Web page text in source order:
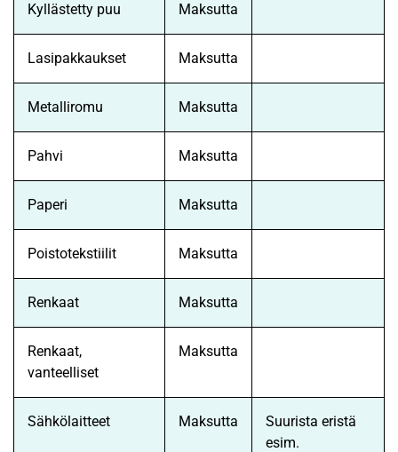
Kyllästetty puu Maksutta
Lasipakkaukset Maksutta
Metalliromu Maksutta
Pahvi Maksutta
Paperi Maksutta
Poistotekstiilit Maksutta
Renkaat Maksutta
Renkaat,
vanteelliset
Maksutta
Sähkölaitteet Maksutta
Suurista eristä
esim.